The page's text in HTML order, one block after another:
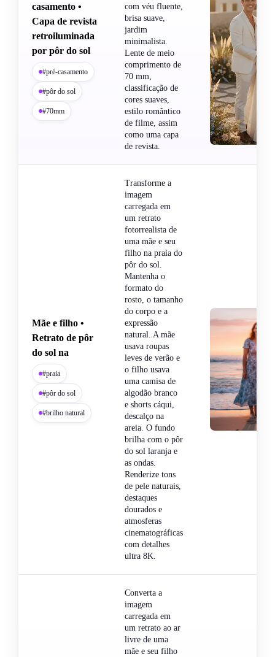
casamento •
Capa de revista
retroiluminada
por pôr do sol
#pré-casamento
#pôr do sol
#70mm
com véu fluente,
brisa suave,
jardim
minimalista.
Lente de meio
comprimento de
70 mm,
classificação de
cores suaves,
estilo romântico
de filme, assim
como uma capa
de revista.
Mãe e filho •
Retrato de pôr
do sol na
#praia
#pôr do sol
#brilho natural
Transforme a
imagem
carregada em
um retrato
fotorrealista de
uma mãe e seu
filho na praia do
pôr do sol.
Mantenha o
formato do
rosto, o tamanho
do corpo e a
expressão
natural. A mãe
usava roupas
leves de verão e
o filho usava
uma camisa de
algodão branco
e shorts cáqui,
descalço na
areia. O fundo
brilha com o pôr
do sol laranja e
as ondas.
Renderize tons
de pele naturais,
destaques
dourados e
atmosferas
cinematográficas
com detalhes
ultra 8K.
Converta a
imagem
carregada em
um retrato ao ar
livre de uma
mãe e seu filho